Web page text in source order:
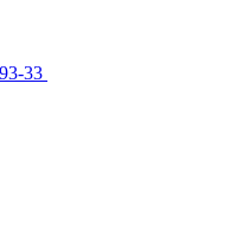
33